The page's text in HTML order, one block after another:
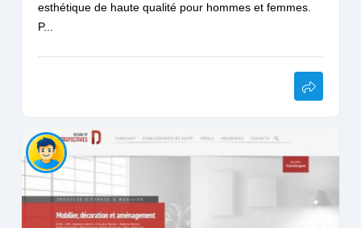
esthétique de haute qualité pour hommes et femmes.
P...